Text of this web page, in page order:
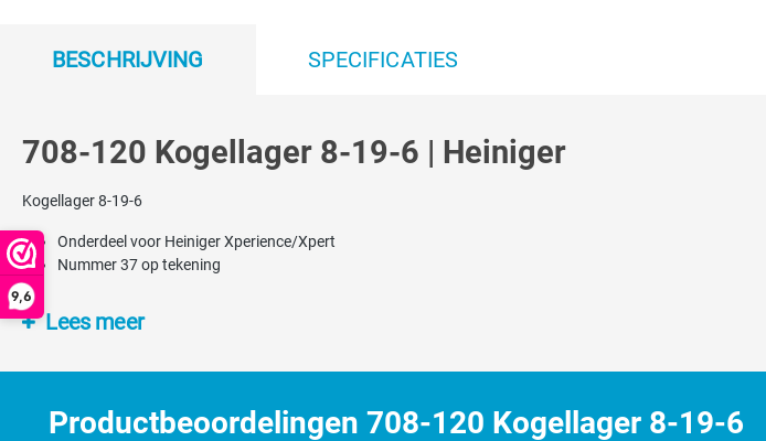
9,6
BESCHRIJVING SPECIFICATIES
708-120 Kogellager 8-19-6 | Heiniger
Kogellager 8-19-6
Onderdeel voor Heiniger Xperience/Xpert
Nummer 37 op tekening
Lees meer
Productbeoordelingen 708-120 Kogellager 8-19-6